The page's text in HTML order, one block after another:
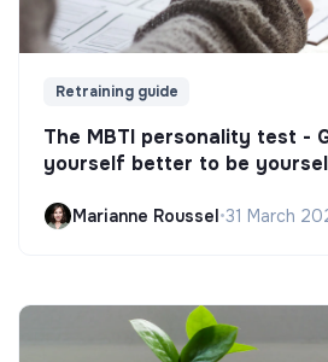
Retraining guide
The MBTI personality test -
yourself better to be
Marianne Roussel•31 March